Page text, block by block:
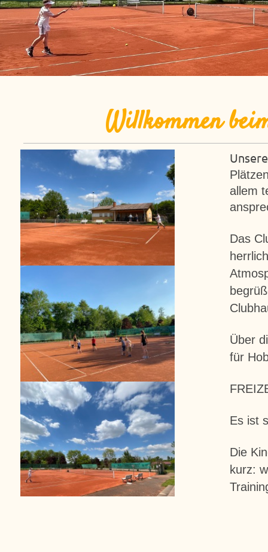
Willkommen
allem
Das
Über
für
Es ist
Die
kurz: